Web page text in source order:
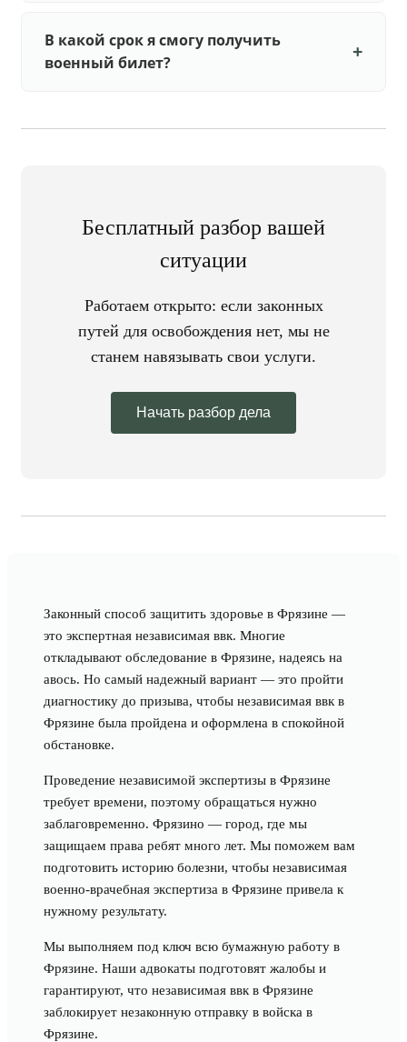
В какой срок я смогу получить
военный билет?
Бесплатный разбор вашей
ситуации
Работаем открыто: если законных
путей для освобождения нет, мы не
станем навязывать свои услуги.
Начать разбор дела
Законный способ защитить здоровье в Фрязине —
это экспертная независимая ввк. Многие
откладывают обследование в Фрязине, надеясь на
авось. Но самый надежный вариант — это пройти
диагностику до призыва, чтобы независимая ввк в
Фрязине была пройдена и оформлена в спокойной
обстановке.
Проведение независимой экспертизы в Фрязине
требует времени, поэтому обращаться нужно
заблаговременно. Фрязино — город, где мы
защищаем права ребят много лет. Мы поможем вам
подготовить историю болезни, чтобы независимая
военно-врачебная экспертиза в Фрязине привела к
нужному результату.
Мы выполняем под ключ всю бумажную работу в
Фрязине. Наши адвокаты подготовят жалобы и
гарантируют, что независимая ввк в Фрязине
заблокирует незаконную отправку в войска в
Фрязине.